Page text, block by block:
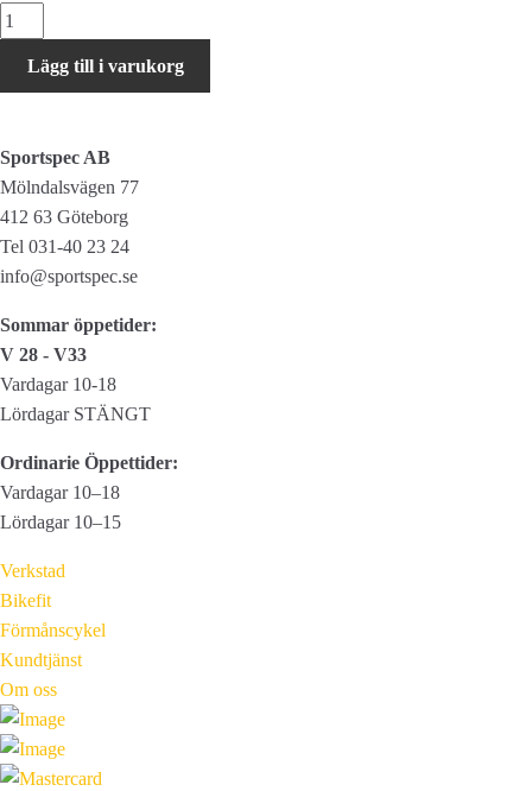
Campagnolo Record
9-
SpeedLägg till i varukorg
Sportspec AB
Mölndalsvägen 77
412 63 Göteborg
Tel 031-40 23 24
info@sportspec.se
Sommar öppetider:
V 28 - V33
Vardagar 10-18
Lördagar STÄNGT
Ordinarie Öppettider:
Vardagar 10–18
Lördagar 10–15
Verkstad
Bikefit
Förmånscykel
Kundtjänst
Om oss